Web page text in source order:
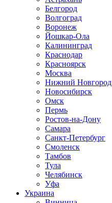
Белгород
Волгоград
Воронеж
Йошкар-Ола
Калининград
Краснодар
Красноярск
Москва
Нижний Новгород
Новосибирск
Омск
Пермь
Ростов-на-Дону
Самара
Санкт-Петербург
Смоленск
Тамбов
Тула
Челябинск
Уфа
Украина